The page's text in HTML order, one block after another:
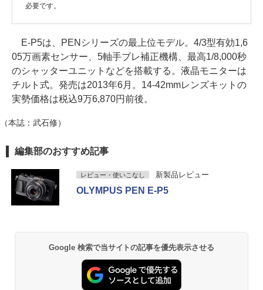
必要です。
E-P5は、PENシリーズの最上位モデル。4/3型有効1,6
05万画素センサー、5軸手ブレ補正機構、最高1/8,000秒
のシャッターユニットなどを搭載する。液晶モニターは
チルト式。発売は2013年6月。14-42mmレンズキットの
実勢価格は税込9万6,870円前後。
（本誌：武石修）
編集部のおすすめ記事
レビュー・使いこなし 新製品レビュー
OLYMPUS PEN E-P5
Google 検索で当サイトの記事を優先表示させる